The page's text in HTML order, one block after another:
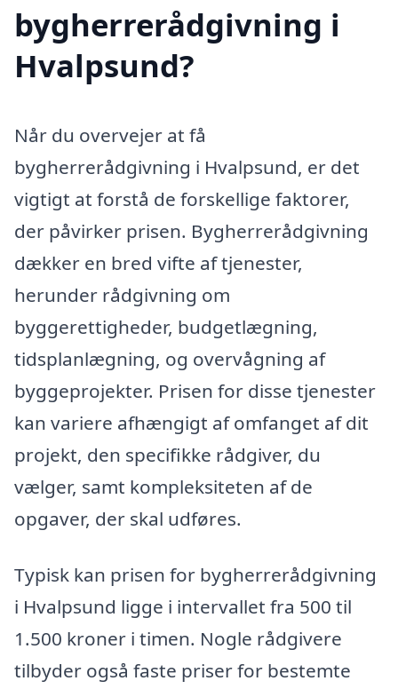
bygherrerådgivning i
Hvalpsund?
Når du overvejer at få
bygherrerådgivning i Hvalpsund, er det
vigtigt at forstå de forskellige faktorer,
der påvirker prisen. Bygherrerådgivning
dækker en bred vifte af tjenester,
herunder rådgivning om
byggerettigheder, budgetlægning,
tidsplanlægning, og overvågning af
byggeprojekter. Prisen for disse tjenester
kan variere afhængigt af omfanget af dit
projekt, den specifikke rådgiver, du
vælger, samt kompleksiteten af de
opgaver, der skal udføres.
Typisk kan prisen for bygherrerådgivning
i Hvalpsund ligge i intervallet fra 500 til
1.500 kroner i timen. Nogle rådgivere
tilbyder også faste priser for bestemte